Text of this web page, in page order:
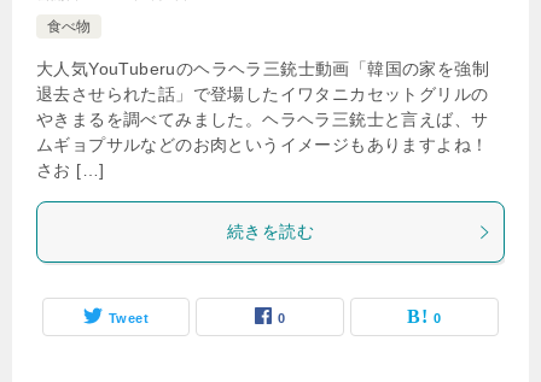
食べ物
大人気YouTuberuのヘラヘラ三銃士動画「韓国の家を強制
退去させられた話」で登場したイワタニカセットグリルの
やきまるを調べてみました。ヘラヘラ三銃士と言えば、サ
ムギョプサルなどのお肉というイメージもありますよね！
さお […]
続きを読む
Tweet 0 0